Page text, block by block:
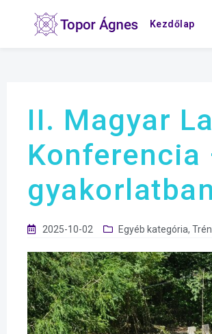
Kezdőlap
II. Magyar
gyakorlatban
2025-10-02 Egyéb kategória,